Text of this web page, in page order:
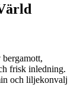
frisk inledning.
och liljekonvalj